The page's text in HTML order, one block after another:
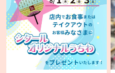
X(旧
Twitter)
有
限
会